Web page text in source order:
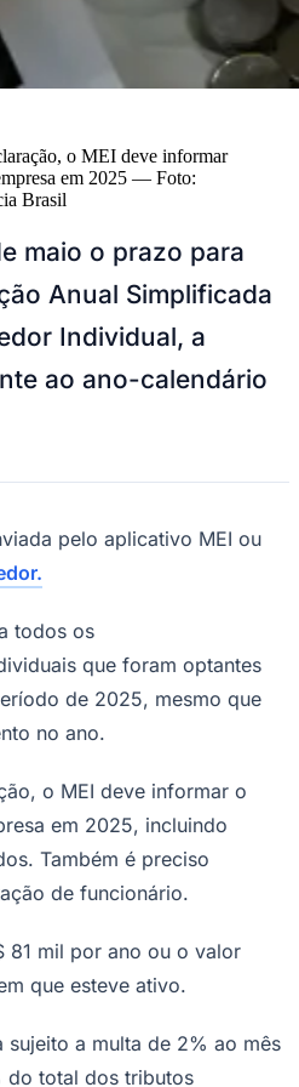
o MEI deve informar
em 2025— Foto:
Brasil
maio o prazo para
Anual Simplificada
Individual, a
ao ano-calendário
pelo aplicativo MEI ou